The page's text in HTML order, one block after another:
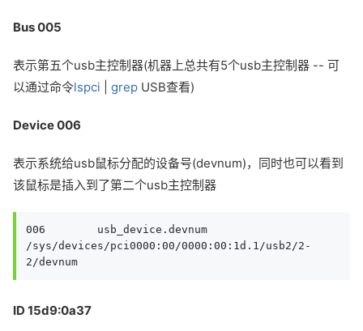
Bus 005
表示第五个usb主控制器(机器上总共有5个usb主控制器 -- 可
以通过命令lspci grep USB查看)
Device 006
表示系统给usb鼠标分配的设备号(devnum)，同时也可以看到
该鼠标是插入到了第二个usb主控制器
006        usb_device.devnum
/sys/devices/pci0000:00/0000:00:1d.1/usb2/2-
2/devnum
ID 15d9:0a37